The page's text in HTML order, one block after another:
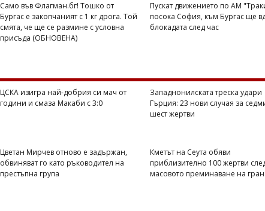
Само във Флагман.бг! Тошко от
Бургас е закопчаният с 1 кг дрога. Той
смята, че ще се размине с условна
присъда (ОБНОВЕНА)
Пускат движението по АМ
посока София, към Бургас ще
блокадата след час
ЦСКА изигра най-добрия си мач от
години и смаза Макаби с 3:0
Западнонилската треска удари
Гърция: 23 нови случая за
шест жертви
Цветан Мирчев отново е задържан,
обвиняват го като ръководител на
престъпна група
Кметът на Сеута обяви
приблизително 100 жертви
масовото преминаване на